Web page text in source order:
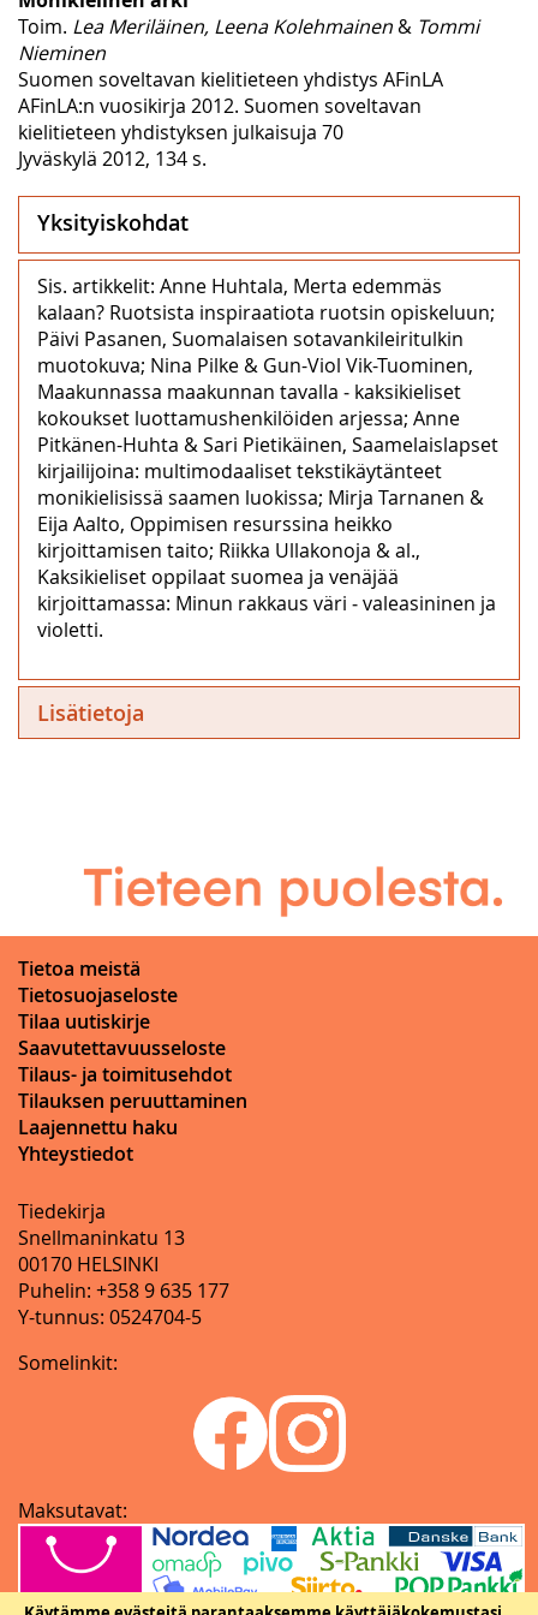
Toim. Lea Meriläinen, Leena Kolehmainen & Tommi
Nieminen
Suomen soveltavan kielitieteen yhdistys AFinLA
AFinLA:n vuosikirja 2012. Suomen soveltavan
kielitieteen yhdistyksen julkaisuja 70
Jyväskylä 2012, 134 s.
Yksityiskohdat
Sis. artikkelit: Anne Huhtala, Merta edemmäs
kalaan? Ruotsista inspiraatiota ruotsin opiskeluun;
Päivi Pasanen, Suomalaisen sotavankileiritulkin
muotokuva; Nina Pilke & Gun-Viol Vik-Tuominen,
Maakunnassa maakunnan tavalla ‒ kaksikieliset
kokoukset luottamushenkilöiden arjessa; Anne
Pitkänen-Huhta & Sari Pietikäinen, Saamelaislapset
kirjailijoina: multimodaaliset tekstikäytänteet
monikielisissä saamen luokissa; Mirja Tarnanen &
Eija Aalto, Oppimisen resurssina heikko
kirjoittamisen taito; Riikka Ullakonoja & al.,
Kaksikieliset oppilaat suomea ja venäjää
kirjoittamassa: Minun rakkaus väri ‒ valeasininen ja
violetti.
Lisätietoja
Tietoa meistä
Tietosuojaseloste
Tilaa uutiskirje
Saavutettavuusseloste
Tilaus- ja toimitusehdot
Tilauksen peruuttaminen
Laajennettu haku
Yhteystiedot
Tiedekirja
Snellmaninkatu 13
00170 HELSINKI
Puhelin: +358 9 635 177
Y-tunnus: 0524704-5
Somelinkit:
Maksutavat: